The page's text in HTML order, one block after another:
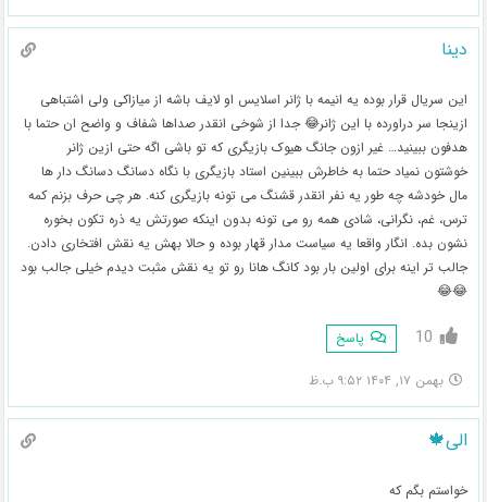
دینا
این سریال قرار بوده یه انیمه با ژانر اسلایس او لایف باشه از میازاکی ولی اشتباهی
ازینجا سر دراورده با این ژانر😂 جدا از شوخی انقدر صداها شفاف و واضح ان حتما با
هدفون ببینید… غیر ازون جانگ هیوک بازیگری که تو باشی اگه حتی ازین ژانر
خوشتون نمیاد حتما به خاطرش ببینین استاد بازیگری با نگاه دسانگ دسانگ دار ها
مال خودشه چه طور یه نفر انقدر قشنگ می تونه بازیگری کنه. هر چی حرف بزنم کمه
ترس، غم، نگرانی، شادی همه رو می تونه بدون اینکه صورتش یه ذره تکون بخوره
نشون بده. انگار واقعا یه سیاست مدار قهار بوده و حالا بهش یه نقش افتخاری دادن.
جالب تر اینه برای اولین بار بود کانگ هانا رو تو یه نقش مثبت دیدم خیلی جالب بود
😂😂
10 پاسخ
بهمن ۱۷, ۱۴۰۴ ۹:۵۲ ب.ظ
الی🍁
خواستم بگم که